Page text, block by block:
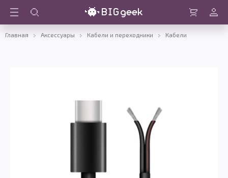
Войти
Главная Аксессуары Кабели и переходники Кабели